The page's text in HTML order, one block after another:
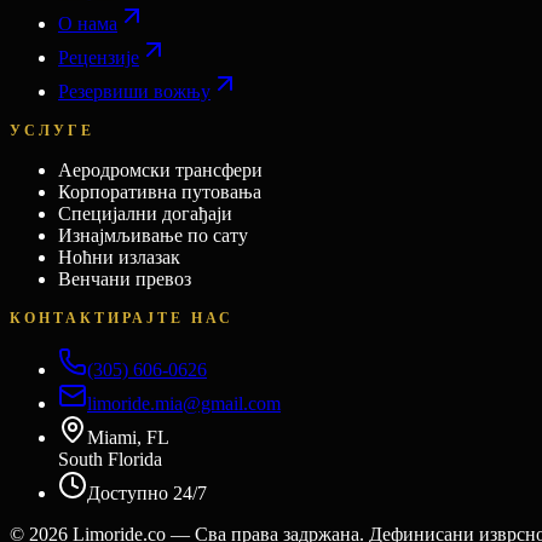
О нама
Рецензије
Резервиши вожњу
УСЛУГЕ
Аеродромски трансфери
Корпоративна путовања
Специјални догађаји
Изнајмљивање по сату
Ноћни излазак
Венчани превоз
КОНТАКТИРАЈТЕ НАС
(305) 606-0626
limoride.mia@gmail.com
Miami, FL
South Florida
Доступно 24/7
© 2026 Limoride.co — Сва права задржана. Дефинисани